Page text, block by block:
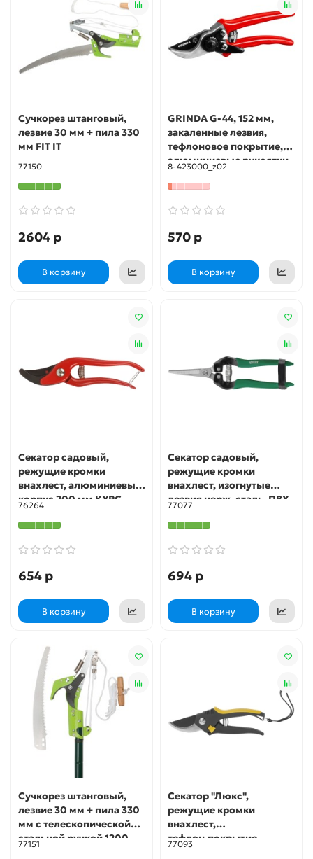
Сучкорез штанговый,
лезвие 30 мм + пила 330
мм FIT IT
77150
2604 р
В корзину
GRINDA G-44, 152 мм,
закаленные лезвия,
тефлоновое покрытие,
алюминиевые рукоятки,
виниловое покрытие,
плоскостной мини-
секатор (8-423000)
8-423000_z02
570 р
В корзину
Секатор садовый,
режущие кромки
внахлест, алюминиевый
корпус 200 мм КУРС
76264
654 р
В корзину
Секатор садовый,
режущие кромки
внахлест, изогнутые
лезвия нерж. сталь, ПВХ
накладки на ручки 190
мм FIT IT
77077
694 р
В корзину
Сучкорез штанговый,
лезвие 30 мм + пила 330
мм с телескопической
стальной ручкой 1200-
77151
Секатор "Люкс",
режущие кромки
внахлест,
тефлон.покрытие
77093